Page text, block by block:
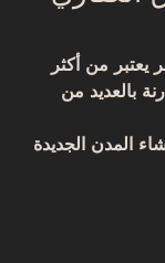
من أكثر
بالعديد من
المدن الجديدة